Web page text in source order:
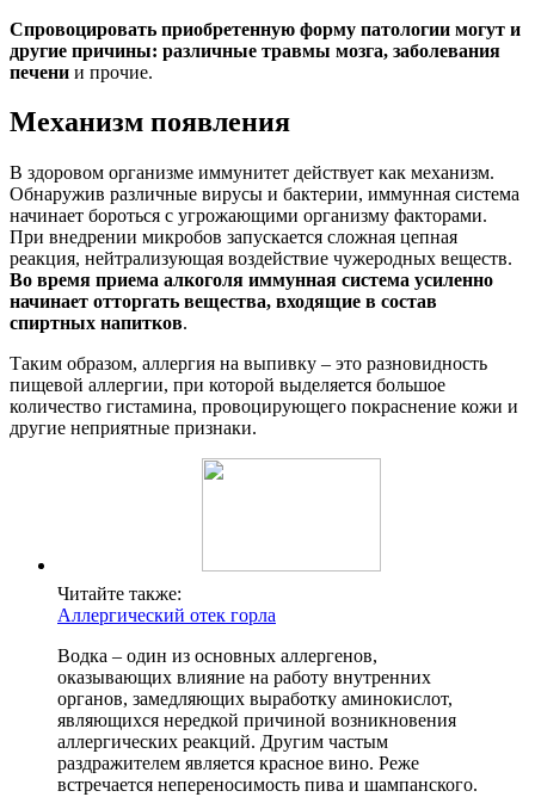
Спровоцировать приобретенную форму патологии могут и
другие причины: различные травмы мозга, заболевания
печени и прочие.
Механизм появления
В здоровом организме иммунитет действует как механизм.
Обнаружив различные вирусы и бактерии, иммунная система
начинает бороться с угрожающими организму факторами.
При внедрении микробов запускается сложная цепная
реакция, нейтрализующая воздействие чужеродных веществ.
Во время приема алкоголя иммунная система усиленно
начинает отторгать вещества, входящие в состав
спиртных напитков.
Таким образом, аллергия на выпивку – это разновидность
пищевой аллергии, при которой выделяется большое
количество гистамина, провоцирующего покраснение кожи и
другие неприятные признаки.
Читайте также:
Аллергический отек горла
Водка – один из основных аллергенов,
оказывающих влияние на работу внутренних
органов, замедляющих выработку аминокислот,
являющихся нередкой причиной возникновения
аллергических реакций. Другим частым
раздражителем является красное вино. Реже
встречается непереносимость пива и шампанского.